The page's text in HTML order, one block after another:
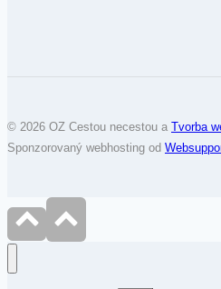
© 2026 OZ Cestou necestou a Tvorba
Sponzorovaný webhosting od